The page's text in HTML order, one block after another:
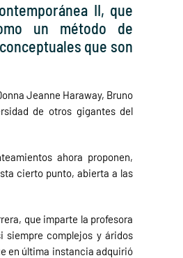
II, que
un método de
que son
Jeanne Haraway, Bruno
de otros gigantes del
ahora proponen,
cierto punto, abierta a las
que imparte la profesora
siempre complejos y áridos
en última instancia adquirió